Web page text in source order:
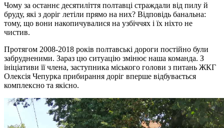
Чому за останнє десятиліття полтавці страждали від пилу й
бруду, які з доріг летіли прямо на них? Відповідь банальна:
тому, що вони накопичувалися на узбіччях і їх ніхто не
чистив.
Протягом 2008-2018 років полтавські дороги постійно були
забрудненими. Зараз цю ситуацію змінює наша команда. З
ініціативи її члена, заступника міського голови з питань ЖКГ
Олексія Чепурка прибирання доріг вперше відбувається
комплексно та якісно.